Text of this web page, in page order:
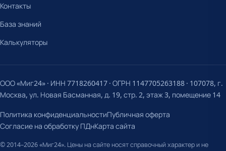
Контакты
База знаний
Калькуляторы
ООО «Миг24» · ИНН 7718260417 · ОГРН 1147705263188 · 107078, г.
Москва, ул. Новая Басманная, д. 19, стр. 2, этаж 3, помещение 14
Политика конфиденциальностиПубличная оферта
Согласие на обработку ПДнКарта сайта
© 2014–2026 «Миг24». Цены на сайте носят справочный характер и не